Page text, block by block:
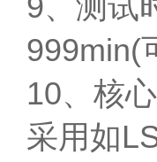
9、测试
999min(
10、核
采用如